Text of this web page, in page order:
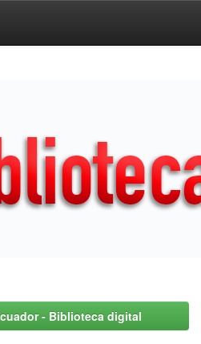
- Biblioteca digital